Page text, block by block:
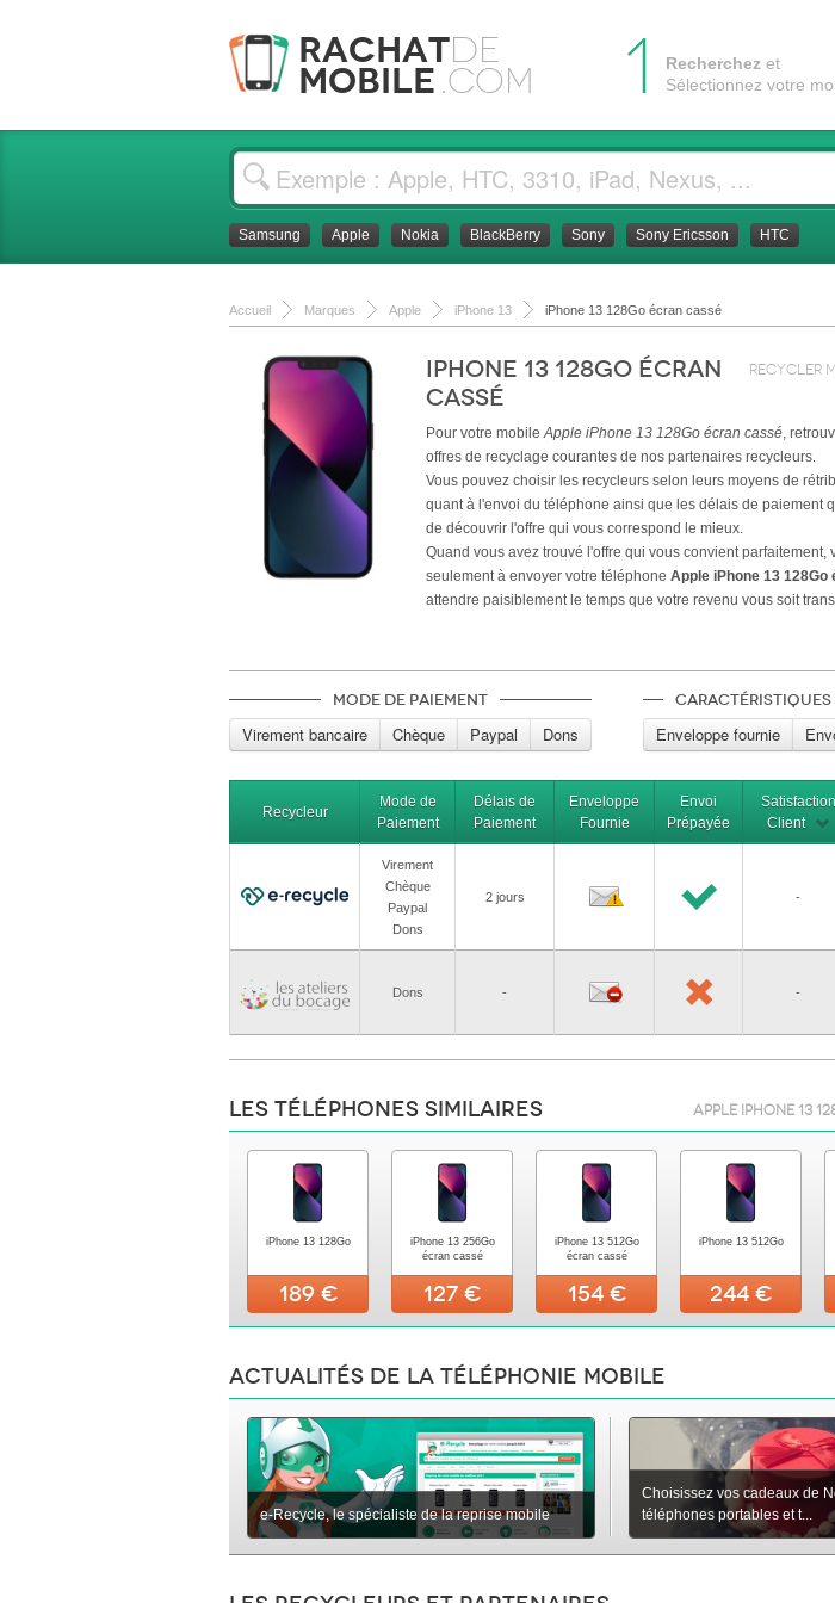
Rachatde
Mobile .com 1 Recherchez et
Sélectionnez votre
Samsung Apple Nokia BlackBerry Sony Sony Ericsson HTC
Accueil Marques Apple iPhone 13 iPhone 13 128Go écran cassé
Recycler
iPhone 13 128Go écran
cassé
Pour votre mobileApple iPhone 13 128Go écran cassé,
offres de recyclage courantes de nos partenaires recycleurs.
Vous pouvez choisir les recycleurs selon leurs moyens de
quant à l'envoi du téléphone ainsi que les délais de paiement
de découvrir l'offre qui vous correspond le mieux.
Quand vous avez trouvé l'offre qui vous convient parfaitement,
seulement à envoyer votre téléphone Apple iPhone 13 128Go
attendre paisiblement le temps que votre revenu vous soit
Mode de paiement
Virement bancaire Chèque Paypal Dons Enveloppe fournie
Recycleur
Mode de
Paiement
Délais de
Paiement
Enveloppe
Fournie
Envoi
Prépayée
Satisfaction
Client
Virement
Chèque
Paypal
Dons
2 jours -
Dons - -
Les téléphones similaires Apple iPhone 13
iPhone 13 128Go
189 €
iPhone 13 256Go
écran cassé
127 €
iPhone 13 512Go
écran cassé
154 €
iPhone 13 512Go
244 €
Actualités de la téléphonie mobile
e-Recycle, le spécialiste de la reprise mobile
Choisissez vos cadeaux de
téléphones portables et t...